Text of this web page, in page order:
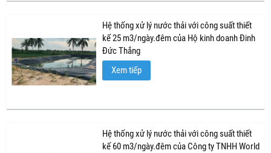
Hệ thống xử lý nước thải với công suất thiết
kế 25 m3/ngày.đêm của Hộ kinh doanh Đinh
Đức Thắng
Xem tiếp
Hệ thống xử lý nước thải với công suất thiết
kế 60 m3/ngày.đêm của Công ty TNHH World